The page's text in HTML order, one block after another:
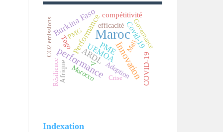
Maroc
performance Innovation
Performance
Burkina Faso
ARDLPME Covid-19
UEMOA
Afrique
compétitivité
COVID-19
Morocco Adoption
Togo
V
MaliGovernance
PMG
efficacité
CO2 emissions
Crise
Résilience
Indexation